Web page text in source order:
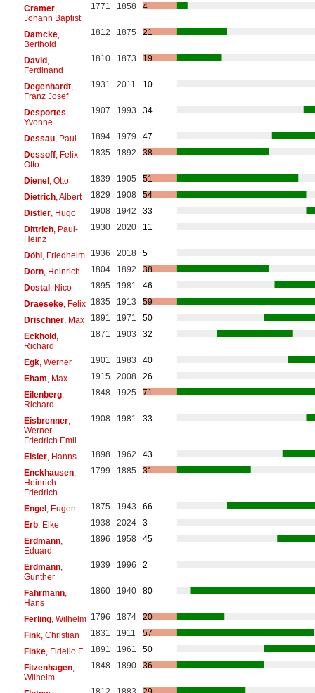
Cramer,
Johann Baptist
1771 1858 4
Damcke,
Berthold
1812 1875 21
David,
Ferdinand
1810 1873 19
Degenhardt,
Franz Josef
1931 2011 10
Desportes
Yvonne
1907 1993 34
Dessau, Paul 1894 1979
47
Dessoff, Felix
Otto
1835 1892 38
Dienel, Otto 1839 1905
51
Dietrich, Albert 1829 1908
54
Distler, Hugo 1908 1942
33
Dittrich, Paul-
Heinz
1930 2020 11
Döhl, Friedhelm 1936 2018
5
Dorn, Heinrich 1804 1892
38
Dostal, Nico 1895 1981
46
Draeseke, Felix 1835 1913
59
Drischner, Max 1891 1971
50
Eckhold,
Richard
1871 1903 32
Egk, Werner 1901 1983
40
Eham , Max 1915 2008
26
Eilenberg,
Richard
1848 1925 71
Eisbrenner,
Werner
Friedrich Emil
1908 1981 33
Eisler, Hanns 1898 1962
43
Enckhausen,
Heinrich
Friedrich
1799 1885 31
Engel, Eugen 1875 1943
66
Erb, Elke 1938 2024
3
Erdmann,
Eduard
1896 1958 45
Erdmann,
Gunther
1939 1996 2
Fährmann,
Hans
1860 1940 80
Ferling, Wilhelm 1796 1874
20
Fink, Christian 1831 1911
57
Finke, Fidelio F. 1891 1961
50
Fitzenhagen,
Wilhelm
1848 1890 36